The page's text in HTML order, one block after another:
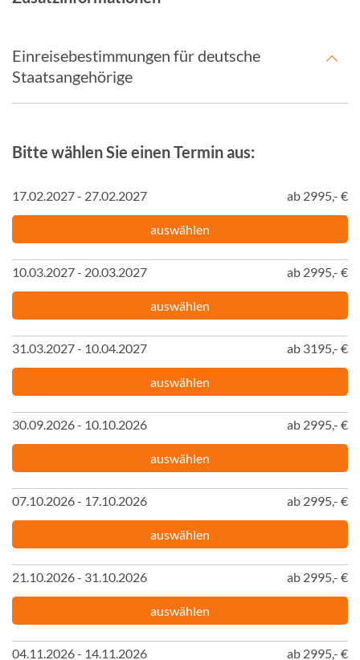
Einreisebestimmungen für deutsche
Staatsangehörige
Bitte wählen Sie einen Termin aus:
17.02.2027 - 27.02.2027 ab 2995,- €
auswählen
10.03.2027 - 20.03.2027 ab 2995,- €
auswählen
31.03.2027 - 10.04.2027 ab 3195,- €
auswählen
30.09.2026 - 10.10.2026 ab 2995,- €
auswählen
07.10.2026 - 17.10.2026 ab 2995,- €
auswählen
21.10.2026 - 31.10.2026 ab 2995,- €
auswählen
04.11.2026 - 14.11.2026 ab 2995,- €